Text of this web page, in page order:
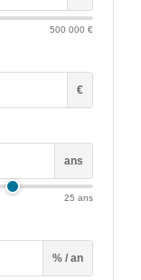
500 000 €
€
ans
25 ans
% / an